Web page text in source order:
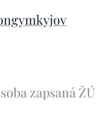
zapsaná ŽÚ